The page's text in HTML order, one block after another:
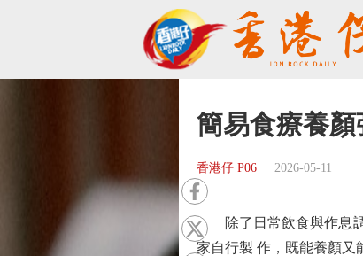
簡易食療養顏
香港仔 P06 2026-05-11
除了日常飲食與作息調
家自行製 作，既能養顏又